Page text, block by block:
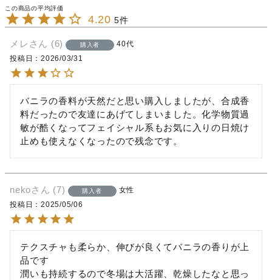
4.20 5
メレ 6 購入者
40代
投稿日
2026/03/31
バニラの香料が天然だと思い購入しましたが、合成香
料だったので友達にあげてしまいました。化学物質過
敏が酷くなってフェイシャル系もお気に入りの日焼け
止めも使えなくなったので残念です。
neko 7 購入者
女性
投稿日
2025/05/06
テクスチャも柔らか、伸びが良くてバニラの香りが上
品です
潤いも持続するので冬場は大活躍、乾燥したなと思っ